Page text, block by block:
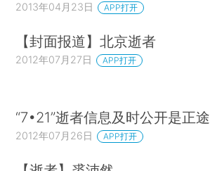
2013年04月23日 APP打开
【封面报道】北京逝者
2012年07月27日 APP打开
“7•21”逝者信息及时公开是正途
2012年07月26日 APP打开